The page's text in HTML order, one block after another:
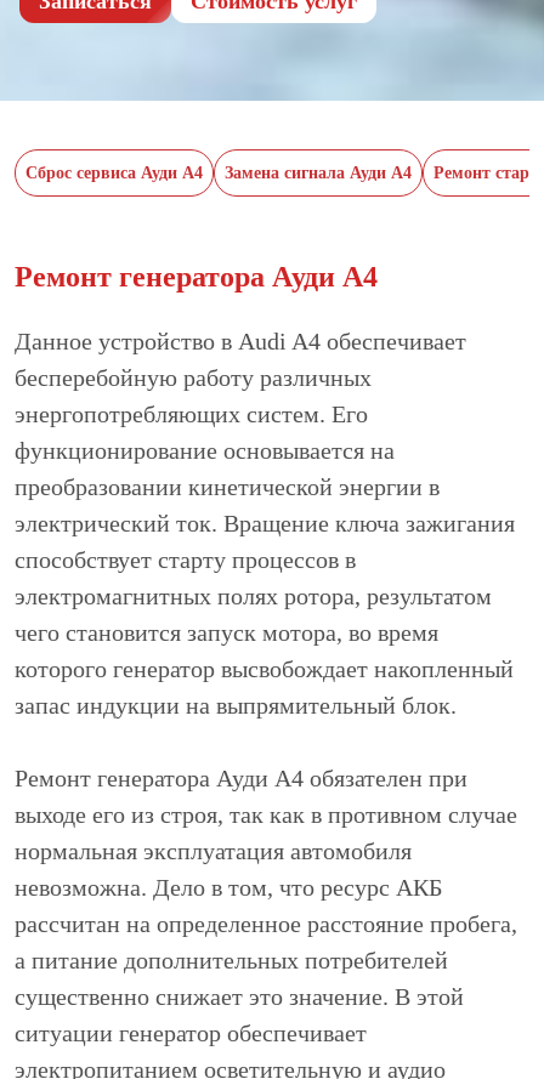
Сброс сервиса Ауди А4 Замена сигнала Ауди А4 Ремонт
Ремонт генератора Ауди А4
Данное устройство в Audi A4 обеспечивает
бесперебойную работу различных
энергопотребляющих систем. Его
функционирование основывается на
преобразовании кинетической энергии в
электрический ток. Вращение ключа зажигания
способствует старту процессов в
электромагнитных полях ротора, результатом
чего становится запуск мотора, во время
которого генератор высвобождает накопленный
запас индукции на выпрямительный блок.
Ремонт генератора Ауди А4 обязателен при
выходе его из строя, так как в противном случае
нормальная эксплуатация автомобиля
невозможна. Дело в том, что ресурс АКБ
рассчитан на определенное расстояние пробега,
а питание дополнительных потребителей
существенно снижает это значение. В этой
ситуации генератор обеспечивает
электропитанием осветительную и аудио